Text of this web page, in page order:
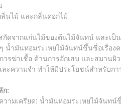
นไม้ และกลิ่นดอกไม้
ดจากแก่นไม้ของต้นไม้จันทน์ และเป็
น้ำมันหอมระเหยไม้จันทน์ขึ้นชื่อเรื่อง
รฆ่าเชื้อ ต้านการอักเสบ และสมานผิ
ะความจำ ทำให้มีประโยชน์สำหรับ
ก:
ามเครียด: น้ำมันหอมระเหยไม้จันทน์